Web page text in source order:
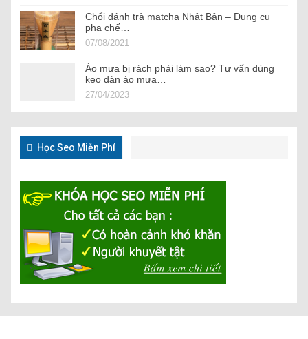
Chổi đánh trà matcha Nhật Bản – Dụng cụ
pha chế…
07/08/2021
Áo mưa bị rách phải làm sao? Tư vấn dùng
keo dán áo mưa…
27/04/2023
Học Seo Miễn Phí